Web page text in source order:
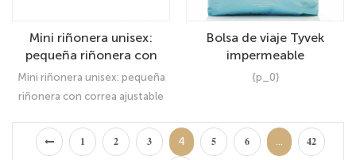
Mini riñonera unisex:
pequeña riñonera con
correa ajustable para
correr, viajar y hacer
Mini riñonera unisex: pequeña
riñonera con correa ajustable
ejercicio. Benma mini belt bags
combine style, function, and
Bolsa de viaje Tyvek
impermeable
personalizada: neceser
{p_0}
1 2 3 4 5 6 ... 42